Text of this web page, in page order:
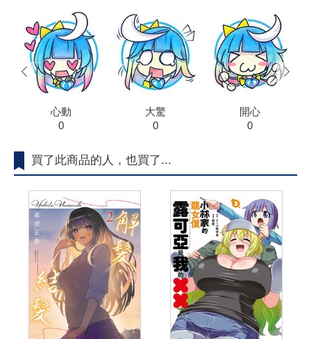
心動
0
大驚
0
開心
0
prev next
買了此商品的人，也買了...